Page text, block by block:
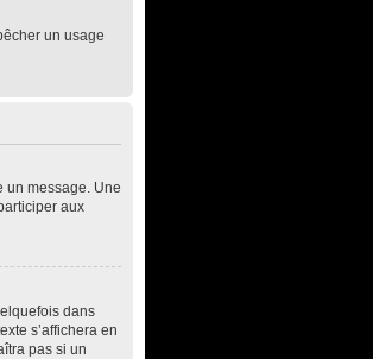
un usage
un message. Une
aux
dans
s’affichera en
pas si un